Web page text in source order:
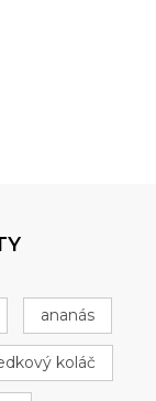
ananás
koláč